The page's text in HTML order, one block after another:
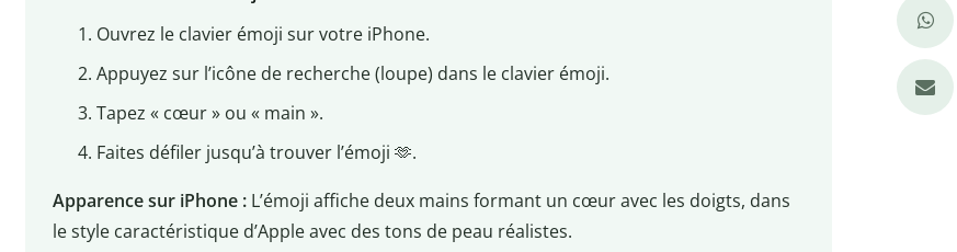
Ouvrez le clavier émoji sur votre iPhone.
Appuyez sur l’icône de recherche (loupe) dans le clavier émoji.
Tapez « cœur » ou « main ».
Faites défiler jusqu’à trouver l’émoji 🫶.
Apparence sur iPhone :L’émoji affiche deux mains formant un cœur avec les doigts, dans
le style caractéristique d’Apple avec des tons de peau réalistes.